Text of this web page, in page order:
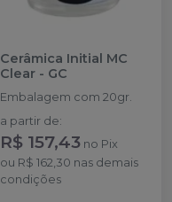
Cerâmica Initial MC
Clear - GC
Embalagem com 20gr.
a partir de:
R$ 157,43 no Pix
ou R$ 162,30 nas demais
condições